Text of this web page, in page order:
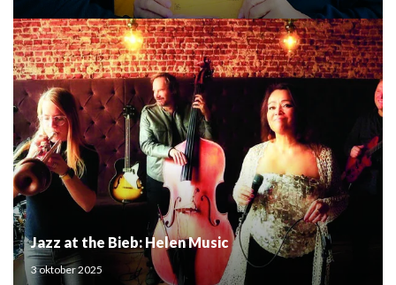
Jazz at the Bieb: Helen Music
3 oktober 2025